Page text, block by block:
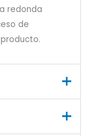
redonda
de